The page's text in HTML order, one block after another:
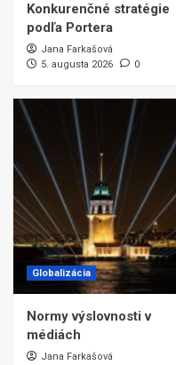
Konkurenčné stratégie
podľa Portera
Jana Farkašová
5. augusta 2026
0
Globalizácia
Normy výslovnosti v
médiách
Jana Farkašová